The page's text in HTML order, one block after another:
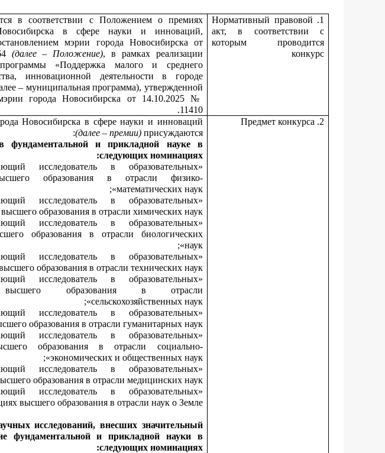
1. Нормативный правовой
акт, в соответствии с
которым проводится
конкурс
в соответствии с Положением о премиях
в сфере науки и инноваций,
мэрии города Новосибирска от
(далее – Положение), в рамках реализации
«Поддержка малого и среднего
инновационной деятельности в городе
– муниципальная программа), утвержденной
города Новосибирска от 14.10.2025 №
11410.
2. Предмет конкурса
Новосибирска в сфере науки и инноваций
(далее – премии)присуждаются:
фундаментальной и прикладной науке в
следующих номинациях:
исследователь в образовательных
образования в отрасли физико-
математических наук»;
исследователь в образовательных
образования в отрасли химических наук»;
исследователь в образовательных
образования в отрасли биологических
наук»;
исследователь в образовательных
образования в отрасли технических наук»;
исследователь в образовательных
высшего образования в отрасли
сельскохозяйственных наук»;
исследователь в образовательных
образования в отрасли гуманитарных наук»;
исследователь в образовательных
образования в отрасли социально-
экономических и общественных наук»;
исследователь в образовательных
образования в отрасли медицинских наук»;
исследователь в образовательных
высшего образования в отрасли наук о Земле».
исследований, внесших значительный
фундаментальной и прикладной науки в
следующих номинациях: